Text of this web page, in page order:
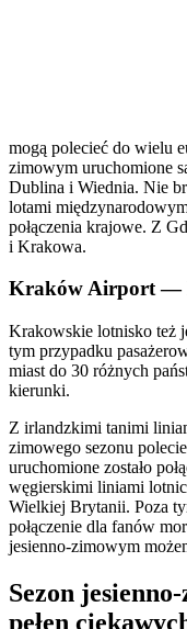
mogą polecieć do wielu
zimowym uruchomione
Dublina i Wiednia. Nie
lotami
połączenia krajowe. Z
i Krakowa.
Kraków Airport —
Krakowskie lotnisko też
tym przypadku
miast do 30 różnych
kierunki.
Z irlandzkimi tanimi
zimowego sezonu
uruchomione zostało
węgierskimi liniami
Wielkiej Brytanii. Poza
połączenie dla fanów
jesienno-zimowym
Sezon
pełen